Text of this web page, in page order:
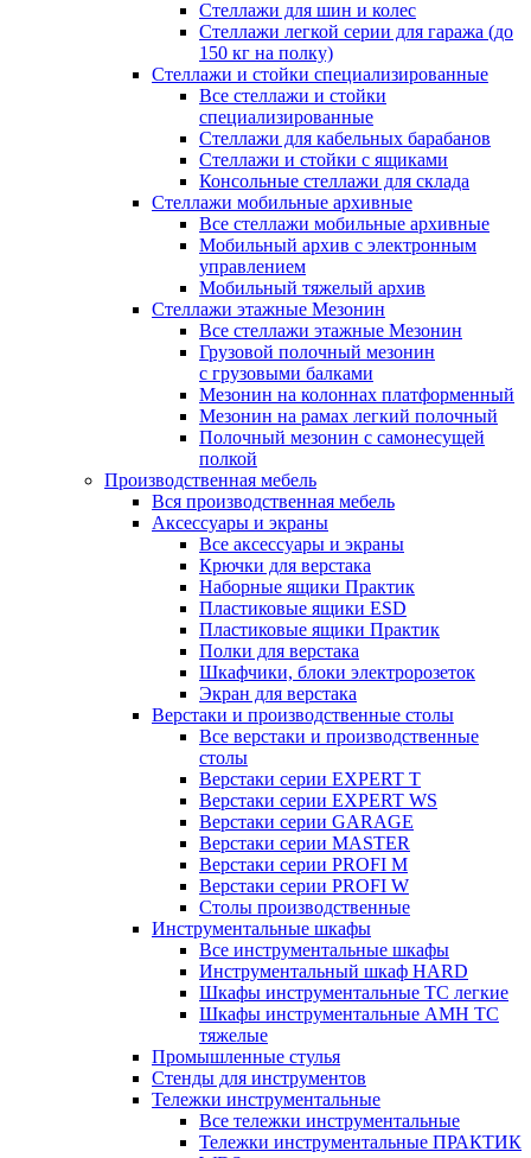
Стеллажи для шин и колес
Стеллажи легкой серии для гаража (до
150 кг на полку)
Стеллажи и стойки специализированные
Все стеллажи и стойки
специализированные
Стеллажи для кабельных барабанов
Стеллажи и стойки с ящиками
Консольные стеллажи для склада
Стеллажи мобильные архивные
Все стеллажи мобильные архивные
Мобильный архив с электронным
управлением
Мобильный тяжелый архив
Стеллажи этажные Мезонин
Все стеллажи этажные Мезонин
Грузовой полочный мезонин
с грузовыми балками
Мезонин на колоннах платформенный
Мезонин на рамах легкий полочный
Полочный мезонин с самонесущей
полкой
Производственная мебель
Вся производственная мебель
Аксессуары и экраны
Все аксессуары и экраны
Крючки для верстака
Наборные ящики Практик
Пластиковые ящики ESD
Пластиковые ящики Практик
Полки для верстака
Шкафчики, блоки электророзеток
Экран для верстака
Верстаки и производственные столы
Все верстаки и производственные
столы
Верстаки серии EXPERT T
Верстаки серии EXPERT WS
Верстаки серии GARAGE
Верстаки серии MASTER
Верстаки серии PROFI M
Верстаки серии PROFI W
Столы производственные
Инструментальные шкафы
Все инструментальные шкафы
Инструментальный шкаф HARD
Шкафы инструментальные ТС легкие
Шкафы инструментальные AMH TC
тяжелые
Промышленные стулья
Стенды для инструментов
Тележки инструментальные
Все тележки инструментальные
Тележки инструментальные ПРАКТИК